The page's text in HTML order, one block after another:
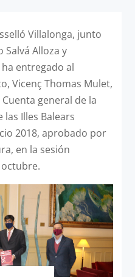
Villalonga, junto
Alloza y
entregado al
Vicenç Thomas Mulet,
general de la
Illes Balears
2018, aprobado por
en la sesión